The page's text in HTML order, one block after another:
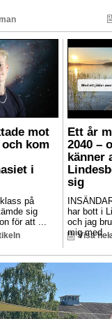
mot
kom
i
på
sig
för att ...
Ett år
2040 –
känner
sig
har bott i
och jag
mig med
Visa